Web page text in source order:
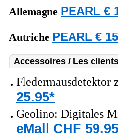
Allemagne PEARL €
Autriche PEARL €
Accessoires / Les
Fledermausdetektor
25.95*
Geolino: Digitales
eMall CHF